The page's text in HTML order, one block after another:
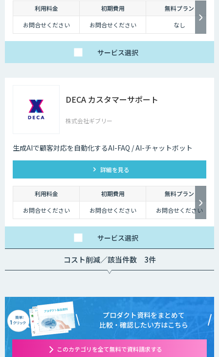
チャットボットは多種多様な業界で導入されており、様々なメリットをも
たらす存在です。近年は人手不足が深刻化しているため、多くの企業にと
ってチャットボットを活用して業務効率化するべく導入が進んでおりま
す。
利用料金 初期費用
無料プラン
お問合せください
お問合せください なし
サービス選択
DECA カスタマーサポート
株式会社ギブリー
生成AIで顧客対応を自動化するAI-FAQ / AI-チャットボット
詳細を見る
利用料金 初期費用
無料プラン
お問合せください
お問合せください お問合せください
サービス選択
コスト削減／該当件数 3件
プロダクト資料をまとめて
比較・確認したい方はこちら
このカテゴリを全て無料で資料請求する